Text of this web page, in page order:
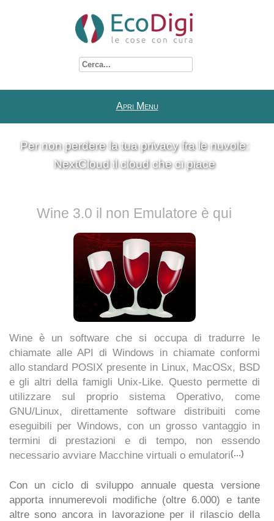
Cerca...
Apri Menu
Per non perdere la tua privacy fra le nuvole:
NextCloud il cloud che ci piace
Wine 3.0 il non Emulatore è qui
Wine è un software che si occupa di tradurre le
chiamate alle API di Windows in chiamate conformi
allo standard POSIX presente in Linux, MacOSx, BSD
e gli altri della famigli Unix-Like. Questo permette di
utilizzare sul proprio sistema Operativo, come
GNU/Linux, direttamente software distribuiti come
eseguibili per Windows, con un grosso vantaggio in
termini di prestazioni e di tempo, non essendo
necessario avviare Macchine virtuali o emulatori(...)
Con un ciclo di sviluppo annuale questa versione
apporta innumerevoli modifiche (oltre 6.000) e tante
altre sono ancora in lavorazione per il rilascio della